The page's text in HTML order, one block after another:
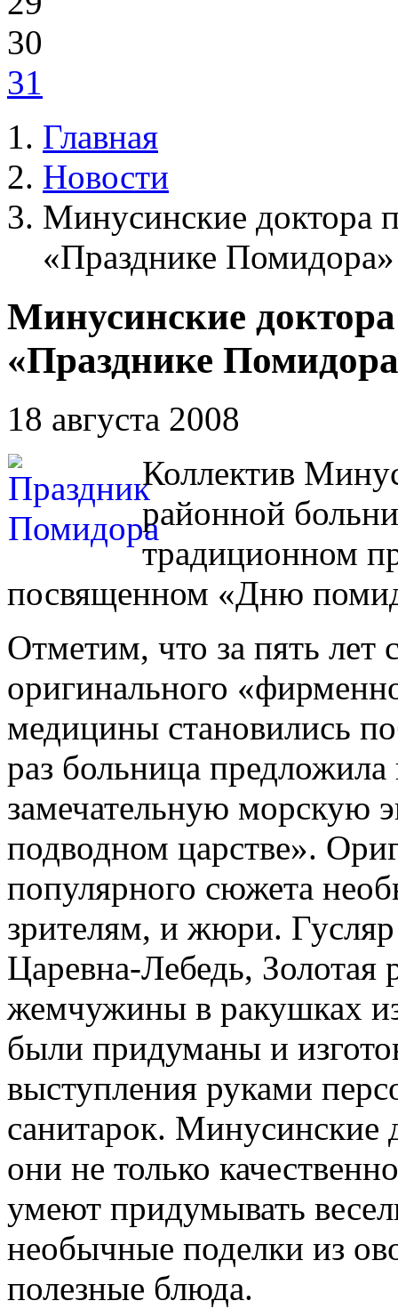
30
31
Главная
Новости
Минусинские доктора
«Празднике Помидора»
Минусинские
«Празднике
18 августа 2008
Коллектив
районной
традиционном
посвященном «Дню
Отметим, что за пять лет
оригинального
медицины становились
раз больница
замечательную морскую
подводном царстве».
популярного сюжета
зрителям, и жюри.
Царевна-Лебедь, Золотая
жемчужины в ракушках
были придуманы и
выступления руками
санитарок. Минусинские
они не только
умеют придумывать
необычные поделки из
полезные блюда.